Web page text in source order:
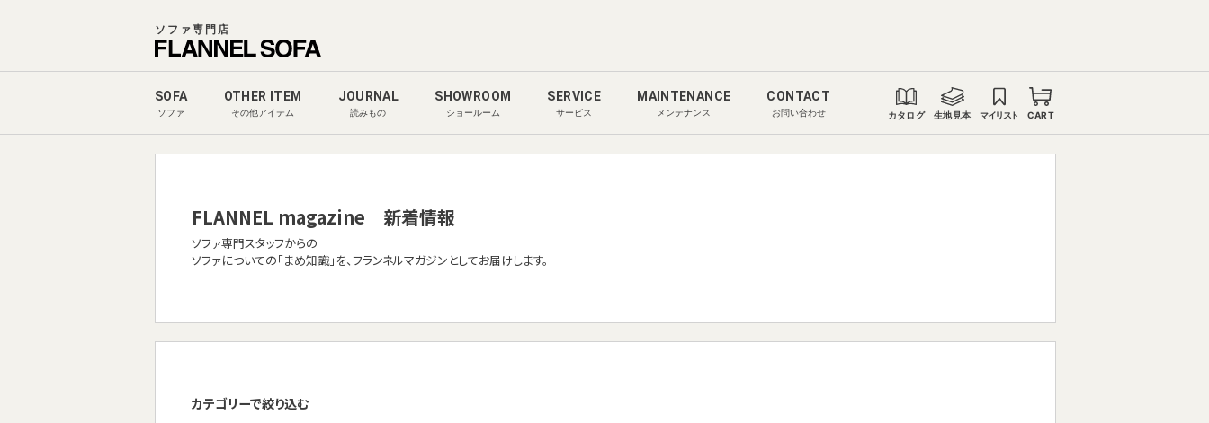
ソファ専門店
SOFA
ソファ
OTHER ITEM
その他アイテム
JOURNAL
読みもの
SHOWROOM
ショールーム
SERVICE
サービス
MAINTENANCE
メンテナンス
CONTACT
お問い合わせ カタログ 生地見本 マイリスト CART
FLANNEL magazine 新着情報
ソファ専門スタッフからの
ソファについての「まめ知識」を、フランネルマガジンとしてお届けします。
カテゴリーで絞り込む